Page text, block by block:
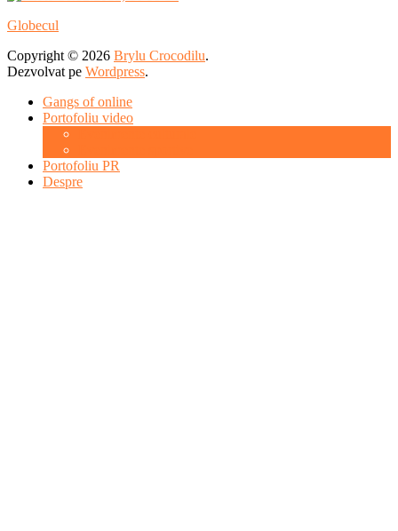
Globecul
Copyright © 2026 Brylu Crocodilu.
Dezvolvat pe Wordpress.
Gangs of online
Portofoliu video
Portofoliu PR
Despre